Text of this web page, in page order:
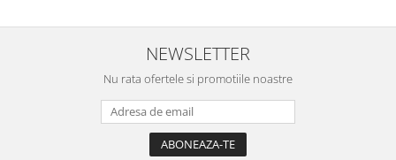
NEWSLETTER
Nu rata ofertele si promotiile noastre